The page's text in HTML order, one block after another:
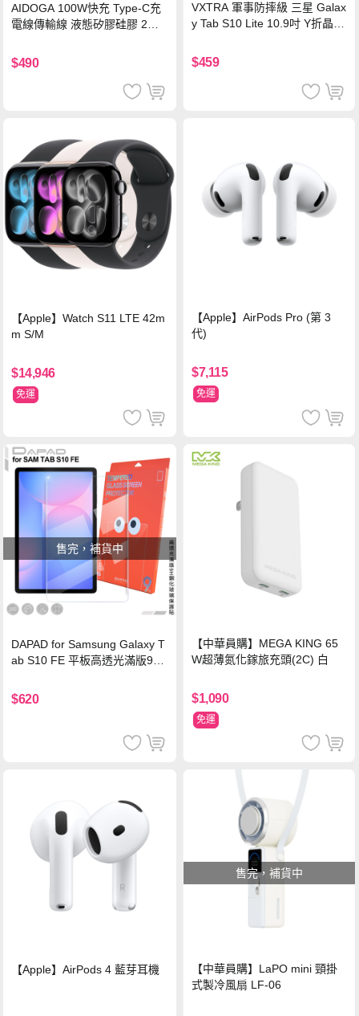
AIDOGA 100W快充 Type-C充
電線傳輸線 液態矽膠硅膠 2M
$490
VXTRA 軍事防摔級 三星 Galax
y Tab S10 Lite 10.9吋 Y折晶透
$459
【Apple】Watch S11 LTE 42m
m S/M
$14,946
免運
【Apple】AirPods Pro (第 3
代)
$7,115
免運
售完，補貨中
DAPAD for Samsung Galaxy T
ab S10 FE 平板高透光滿版9H
$620
【中華員購】MEGA KING 65
W超薄氮化鎵旅充頭(2C) 白
$1,090
免運
【Apple】AirPods 4 藍芽耳機
售完，補貨中
【中華員購】LaPO mini 頸掛
式製冷風扇 LF-06